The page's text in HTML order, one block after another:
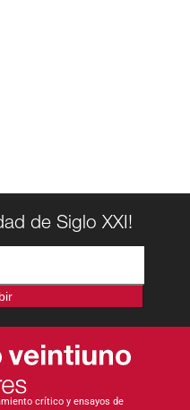
de Siglo XXI!
crítico y ensayos de